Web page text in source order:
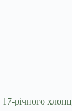
річного